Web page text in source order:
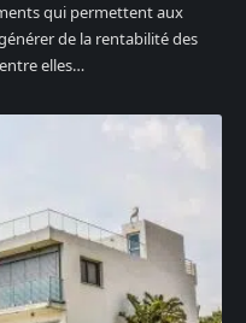
qui permettent aux
de la rentabilité des
elles…